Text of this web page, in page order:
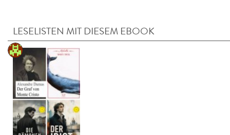
LESELISTEN MIT DIESEM EBOOK